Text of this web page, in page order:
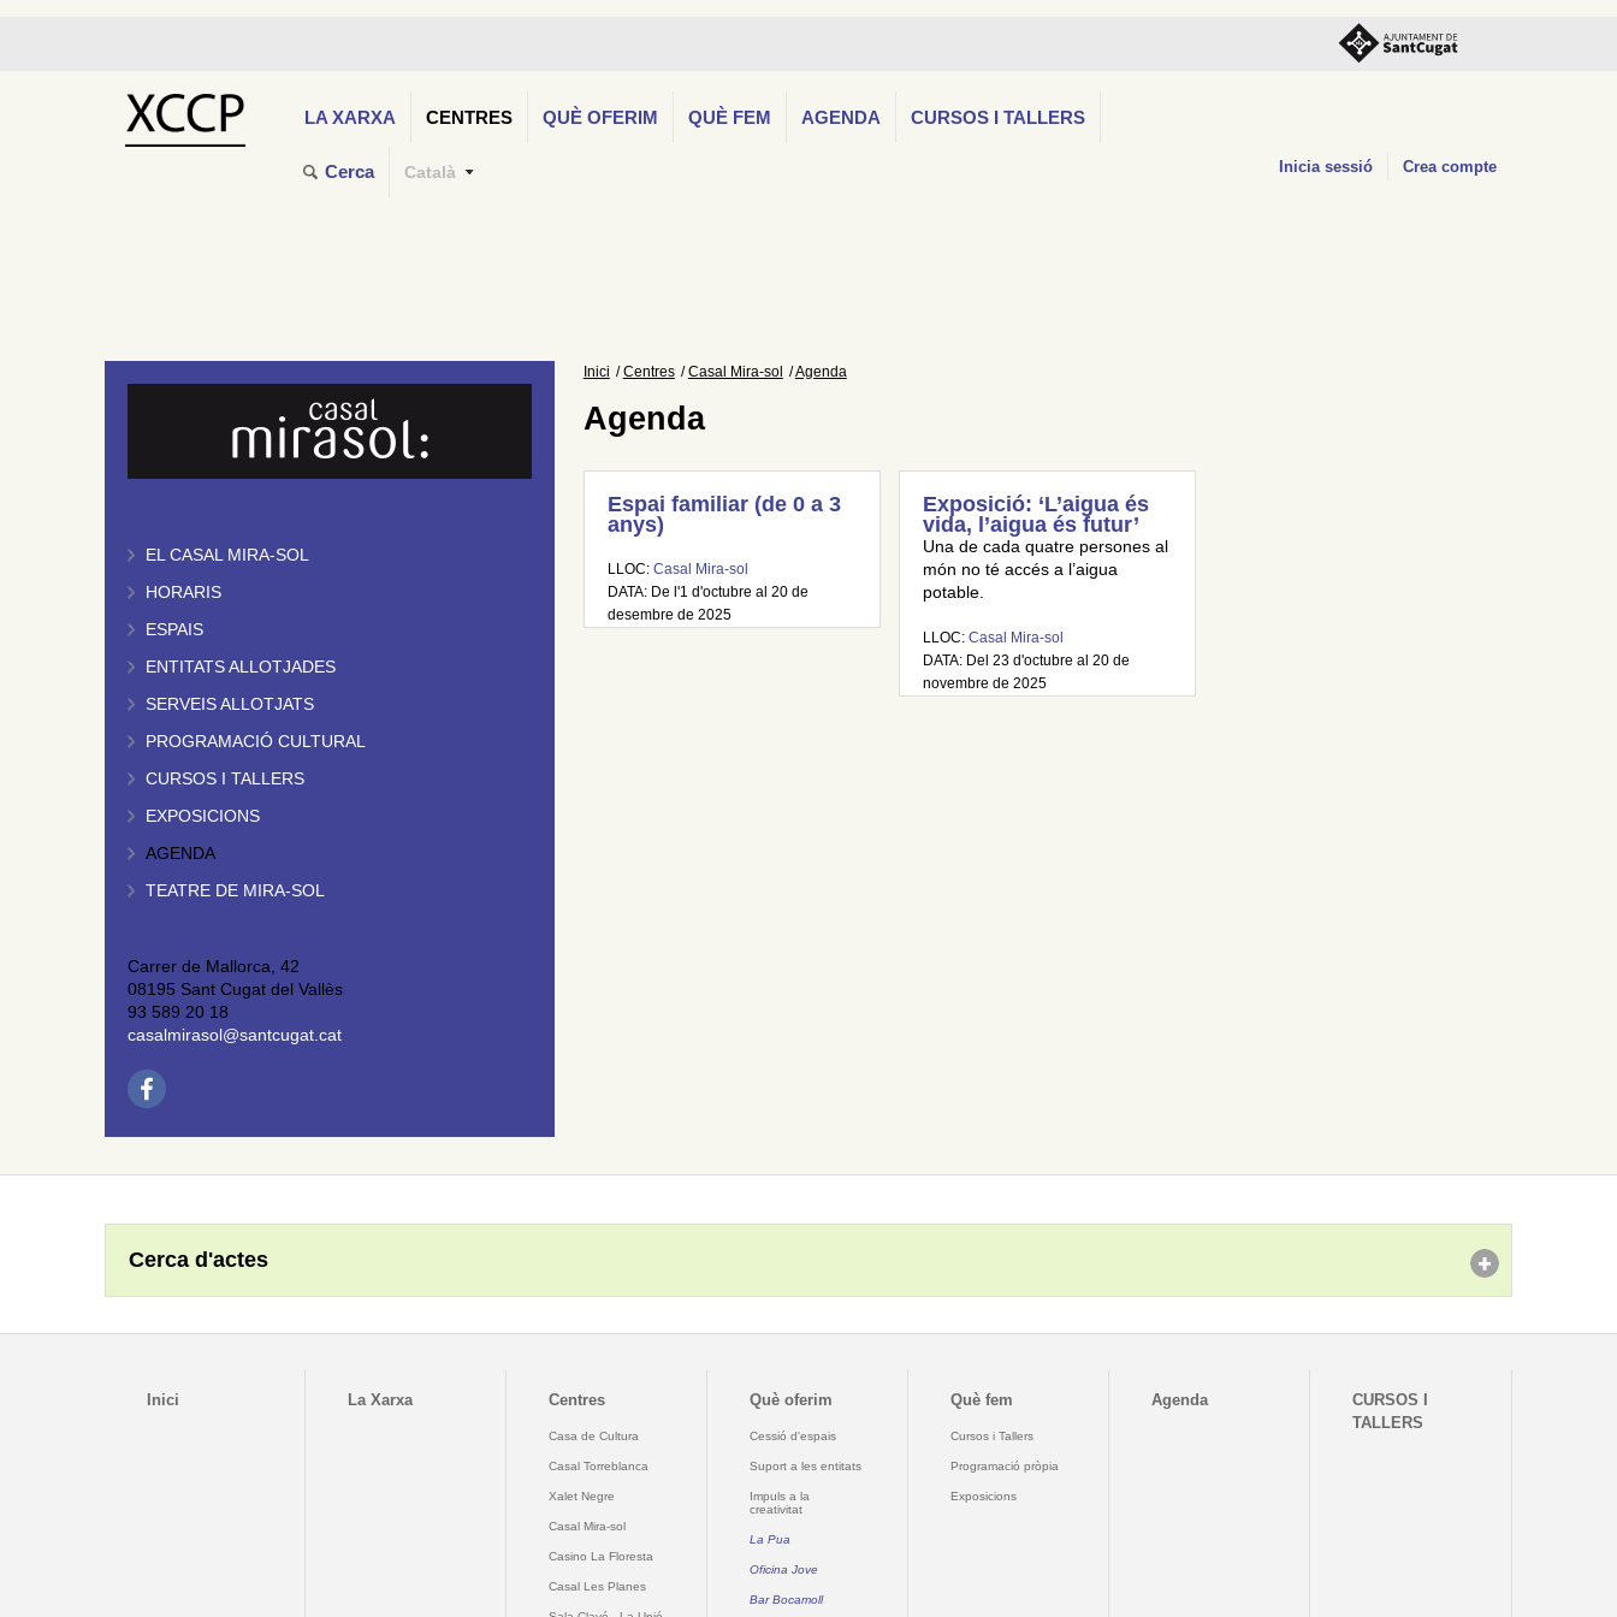
LA XARXA CENTRES QUÈ OFERIM QUÈ FEM AGENDA CURSOS I TALLERS
Cerca Català Inicia sessió Crea compte
EL CASAL MIRA-SOL
HORARIS
ESPAIS
ENTITATS ALLOTJADES
SERVEIS ALLOTJATS
PROGRAMACIÓ CULTURAL
CURSOS I TALLERS
EXPOSICIONS
AGENDA
TEATRE DE MIRA-SOL
Carrer de Mallorca, 42
08195 Sant Cugat del Vallès
93 589 20 18
casalmirasol@santcugat.cat
Inici Centres Casal Mira-sol Agenda
Agenda
Espai familiar (de 0 a 3
anys)
LLOC: Casal Mira-sol
DATA: De l'1 d'octubre al 20 de
desembre de 2025
Exposició: ‘L’aigua és
vida, l’aigua és futur’
Una de cada quatre persones al
món no té accés a l’aigua
potable.
LLOC:Casal Mira-sol
DATA: Del 23 d'octubre al 20 de
novembre de 2025
Cerca d'actes
Inici La Xarxa Centres
Casa de Cultura
Casal Torreblanca
Xalet Negre
Casal Mira-sol
Casino La Floresta
Casal Les Planes
Què oferim
Cessió d'espais
Suport a les entitats
Impuls a la
creativitat
La Pua
Oficina Jove
Bar Bocamoll
Què fem
Cursos i Tallers
Programació pròpia
Exposicions
Agenda
CURSOS I
TALLERS